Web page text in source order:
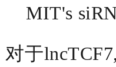
MIT's
对于